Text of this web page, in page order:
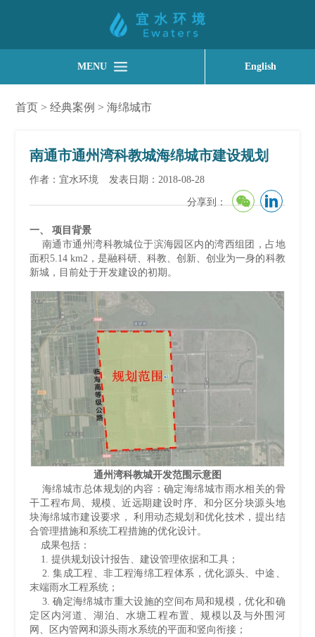
MENU English
首页 >经典案例 >海绵城市
南通市通州湾科教城海绵城市建设规划
作者：宜水环境 发表日期：2018-08-28
分享到：
一、 项目背景
南通市通州湾科教城位于滨海园区内的湾西组团，占地
面积5.14 km2，是融科研、科教、创新、创业为一身的科教
新城，目前处于开发建设的初期。
通州湾科教城开发范围示意图
海绵城市总体规划的内容：确定海绵城市雨水相关的骨
干工程布局、规模、近远期建设时序、和分区分块源头地
块海绵城市建设要求， 利用动态规划和优化技术，提出结
合管理措施和系统工程措施的优化设计。
成果包括：
1. 提供规划设计报告、建设管理依据和工具；
2. 集成工程、非工程海绵工程体系，优化源头、中途、
末端雨水工程系统；
3. 确定海绵城市重大设施的空间布局和规模，优化和确
定区内河道、湖泊、水塘工程布置、规模以及与外围河
网、区内管网和源头雨水系统的平面和竖向衔接；